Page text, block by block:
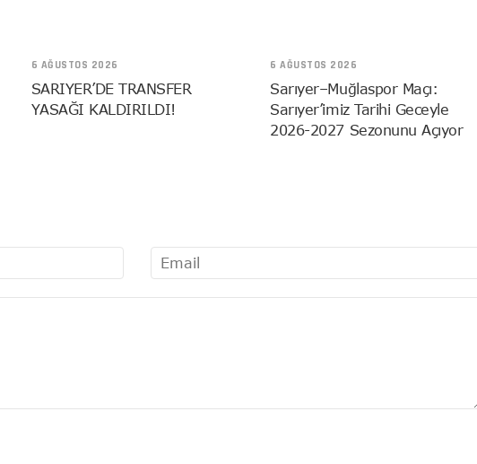
6 AĞUSTOS 2026
SARIYER’DE TRANSFER
YASAĞI KALDIRILDI!
6 AĞUSTOS 2026
Sarıyer–Muğlaspor Maçı:
Sarıyer’imiz Tarihi Geceyle
2026-2027 Sezonunu Açıyor